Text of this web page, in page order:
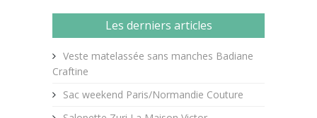
Les derniers articles
Veste matelassée sans manches Badiane
Craftine
Sac weekend Paris/Normandie Couture